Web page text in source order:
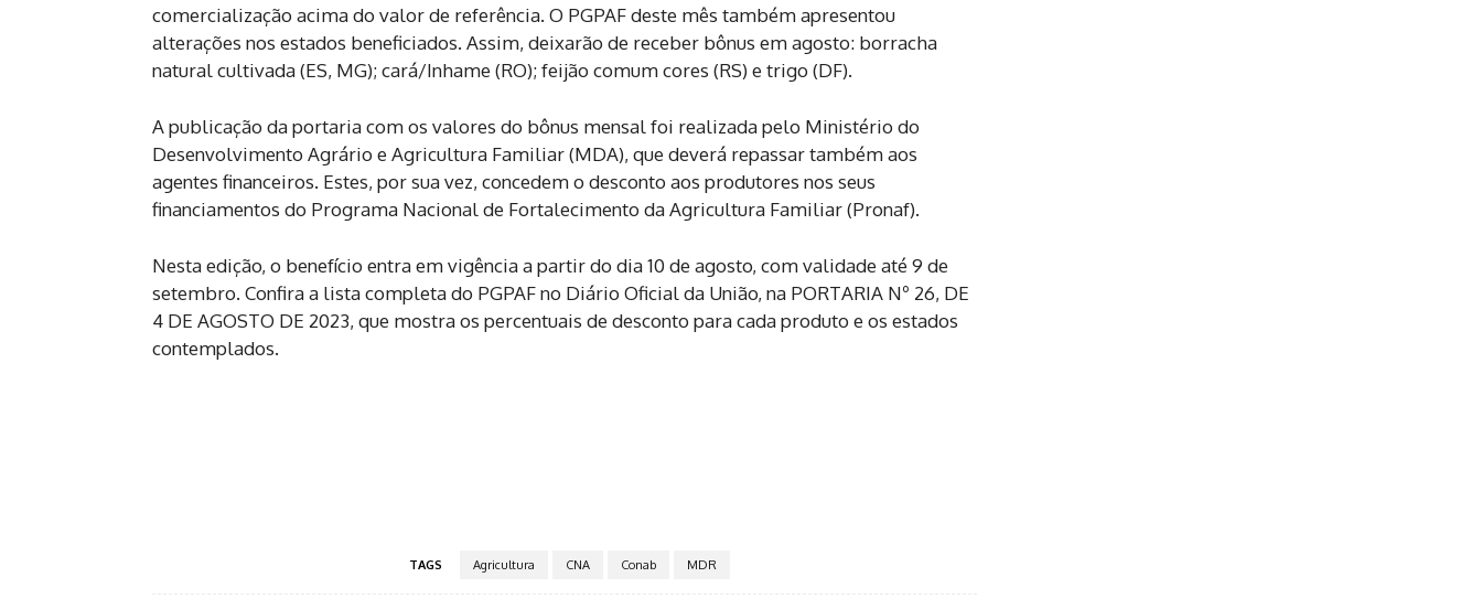
comercialização acima do valor de referência. O PGPAF deste mês também apresentou
alterações nos estados beneficiados. Assim, deixarão de receber bônus em agosto: borracha
natural cultivada (ES, MG); cará/Inhame (RO); feijão comum cores (RS) e trigo (DF).
A publicação da portaria com os valores do bônus mensal foi realizada pelo Ministério do
Desenvolvimento Agrário e Agricultura Familiar (MDA), que deverá repassar também aos
agentes financeiros. Estes, por sua vez, concedem o desconto aos produtores nos seus
financiamentos do Programa Nacional de Fortalecimento da Agricultura Familiar (Pronaf).
Nesta edição, o benefício entra em vigência a partir do dia 10 de agosto, com validade até 9 de
setembro. Confira a lista completa do PGPAF no Diário Oficial da União, na PORTARIA Nº 26, DE
4 DE AGOSTO DE 2023, que mostra os percentuais de desconto para cada produto e os estados
contemplados.
TAGS Agricultura CNA Conab MDR